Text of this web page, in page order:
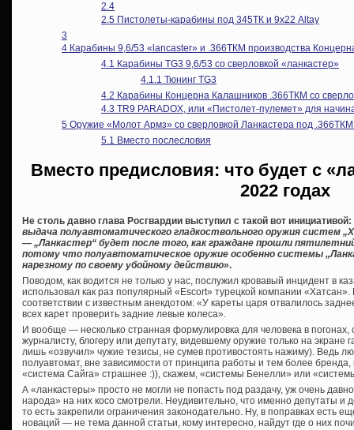
2.4
2.5 Пистолеты-карабины под 345ТК и 9х22 Altay
3
4 Карабины 9,6/53 «lancaster» и .366ТКМ производства
4.1 Карабины TG3 9,6/53 со сверловкой «ланкастер»
4.1.1 Тюнинг TG3
4.2 Карабины Концерна Калашников .366ТКМ со
4.3 TR9 PARADOX, или «Пистолет-пулемет» для
5 Оружие «Молот Армз» со сверловкой Ланкастера под
5.1 Вместо послесловия
Вместо предисловия: что будет с
2022 годах
Не столь давно глава Росгвардии выступил с такой вот инициативой:
выдача полуавтоматического гладкоствольного оружия систем
— „Ланкастер“ будет после того, как граждане прошли
потому что полуавтоматическое оружие особенно системы
нарезному по своему убойному действию».
Поводом, как водится не только у нас, послужил кровавый инцидент в
использовал как раз популярный «Escort» турецкой компании «Хатсан».
соответствии с известным анекдотом: «У кареты царя отвалилось
всех карет проверить задние левые колеса».
И вообще — несколько странная формулировка для человека в
журналисту, блогеру или депутату, видевшему оружие только на экране
лишь «озвучил» чужие тезисы, не сумев противостоять нажиму). Ведь
полуавтомат, вне зависимости от принципа работы и тем более
«система Сайга» страшнее :)), скажем, «системы Бенелли» или
А «ланкастеры» просто не могли не попасть под раздачу, уж очень
народа» на них косо смотрели. Неудивительно, что именно депутаты и
то есть закрепили ограничения законодательно. Ну, в поправках есть
новаций — не тема данной статьи, кому интересно, найдут где о них